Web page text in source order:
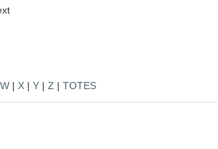
W| X| Y| Z | TOTES